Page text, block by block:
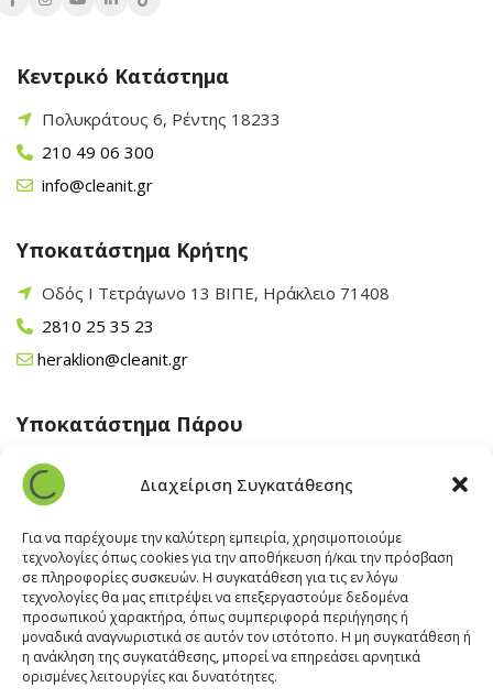
Διαχείριση Συγκατάθεσης
Για να παρέχουμε την καλύτερη εμπειρία, χρησιμοποιούμε
τεχνολογίες όπως cookies για την αποθήκευση ή/και την πρόσβαση
σε πληροφορίες συσκευών. Η συγκατάθεση για τις εν λόγω
τεχνολογίες θα μας επιτρέψει να επεξεργαστούμε δεδομένα
προσωπικού χαρακτήρα, όπως συμπεριφορά περιήγησης ή
μοναδικά αναγνωριστικά σε αυτόν τον ιστότοπο. Η μη συγκατάθεση ή
η ανάκληση της συγκατάθεσης, μπορεί να επηρεάσει αρνητικά
ορισμένες λειτουργίες και δυνατότητες.
Κεντρικό Κατάστημα
Πολυκράτους 6, Ρέντης 18233
210 49 06 300
info@cleanit.gr
Υποκατάστημα Κρήτης
Οδός Ι Τετράγωνο 13 ΒΙΠΕ, Ηράκλειο 71408
2810 25 35 23
heraklion@cleanit.gr
Υποκατάστημα Πάρου
Άγιος Βλάσης Αρχίλοχος, Πάρος 84400
22840 43 163
paros@cleanit.gr
Υποκατάστημα Σαντορίνης
Έξω Γωνία, Σαντορίνη847 00
22860 22322